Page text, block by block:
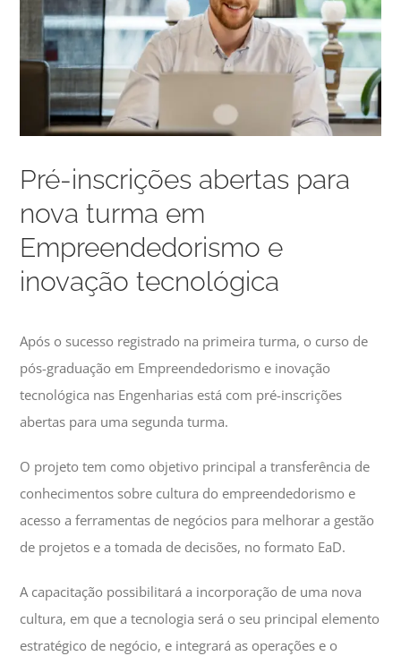
Pré-inscrições abertas para
nova turma em
Empreendedorismo e
inovação tecnológica
Após o sucesso registrado na primeira turma, o curso de
pós-graduação em Empreendedorismo e inovação
tecnológica nas Engenharias está com pré-inscrições
abertas para uma segunda turma.
O projeto tem como objetivo principal a transferência de
conhecimentos sobre cultura do empreendedorismo e
acesso a ferramentas de negócios para melhorar a gestão
de projetos e a tomada de decisões, no formato EaD.
A capacitação possibilitará a incorporação de uma nova
cultura, em que a tecnologia será o seu principal elemento
estratégico de negócio, e integrará as operações e o